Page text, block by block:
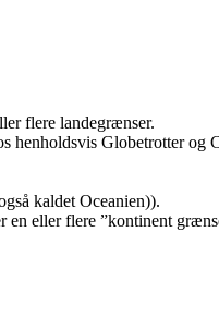
flere landegrænser.
henholdsvis Globetrotter og
kaldet Oceanien)).
en eller flere ”kontinent